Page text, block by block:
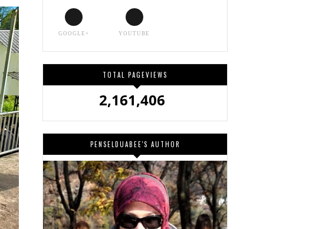
GOOGLE+ YOUTUBE
TOTAL PAGEVIEWS
2,161,406
PENSELDUABEE'S AUTHOR